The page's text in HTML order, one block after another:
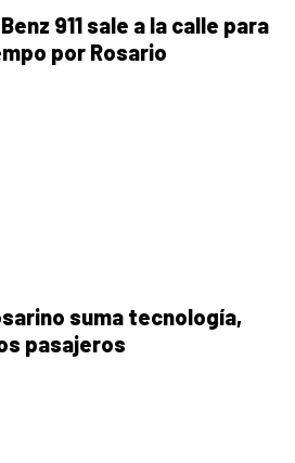
911 sale a la calle para
por Rosario
suma tecnología,
pasajeros